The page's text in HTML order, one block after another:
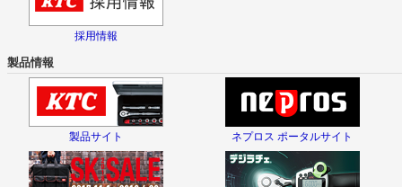
採用情報
製品情報
製品サイト ネプロス ポータルサイト